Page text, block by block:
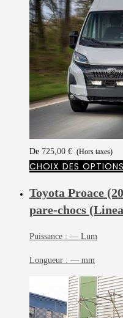
De 725,00 € (Hors taxes)
CHOIX DES OPTIONS
Toyota Proace
pare-chocs
Puissance : — Lum
Longueur : — mm